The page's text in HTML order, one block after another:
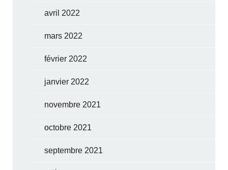
avril 2022
mars 2022
février 2022
janvier 2022
novembre 2021
octobre 2021
septembre 2021